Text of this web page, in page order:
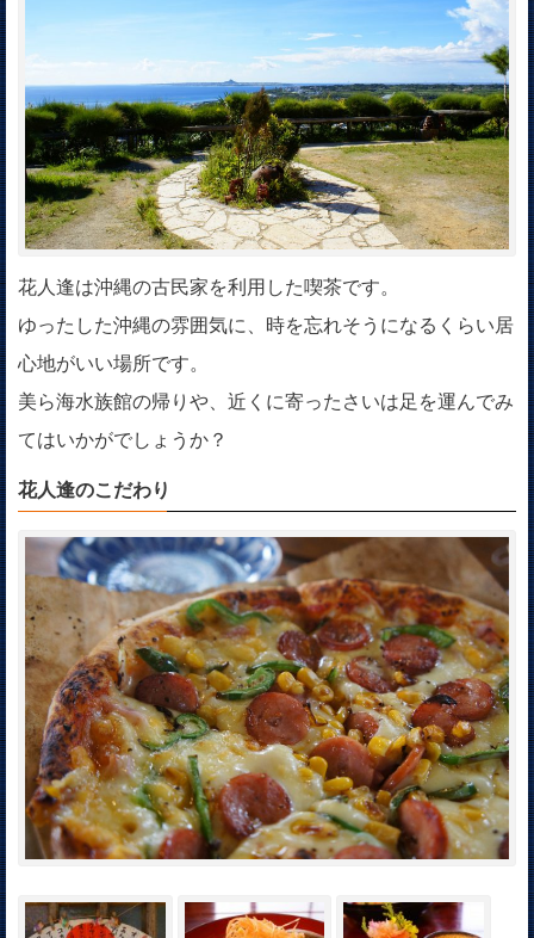
花人逢は沖縄の古民家を利用した喫茶です。
ゆったした沖縄の雰囲気に、時を忘れそうになるくらい居
心地がいい場所です。
美ら海水族館の帰りや、近くに寄ったさいは足を運んでみ
てはいかがでしょうか？
花人逢のこだわり